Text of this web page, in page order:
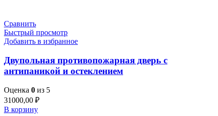
Сравнить
Быстрый просмотр
Добавить в избранное
Двупольная противопожарная дверь с
антипаникой и остеклением
Оценка 0 из 5
31000,00 ₽
В корзину